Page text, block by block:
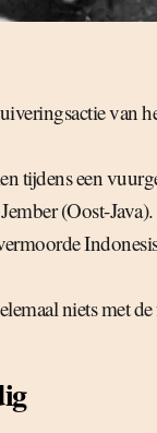
van
tijdens een
(Oost-Java).
niets met de